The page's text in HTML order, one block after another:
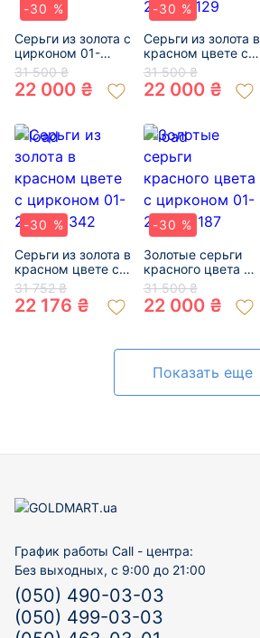
-30 %
Серьги из золота с
цирконом 01-
19142887
31 500 ₴
22 000 ₴
-30 %
Серьги из золота в
красном цвете с
цирконом 01-
200218129
31 500 ₴
22 000 ₴
-30 %
Серьги из золота в
красном цвете с
цирконом 01-
200305342
31 752 ₴
22 176 ₴
-30 %
Золотые серьги
красного цвета с
цирконом 01-
200335187
31 500 ₴
22 000 ₴
Показать еще
График работы Call - центра:
Без выходных, с 9:00 до 21:00
(050) 490-03-03
(050) 499-03-03